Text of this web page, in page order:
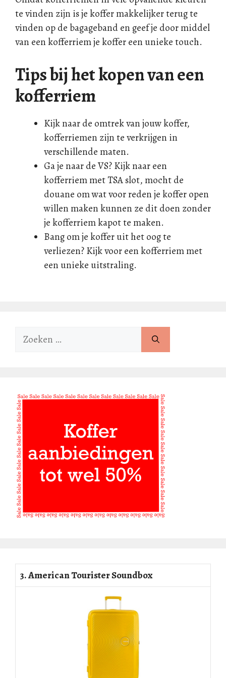
te vinden zijn is je koffer makkelijker terug te
vinden op de bagageband en geef je door middel
van een kofferriem je koffer een unieke touch.
Tips bij het kopen van een
kofferriem
Kijk naar de omtrek van jouw koffer,
kofferriemen zijn te verkrijgen in
verschillende maten.
Ga je naar de VS? Kijk naar een
kofferriem met TSA slot, mocht de
douane om wat voor reden je koffer open
willen maken kunnen ze dit doen zonder
je kofferriem kapot te maken.
Bang om je koffer uit het oog te
verliezen? Kijk voor een kofferriem met
een unieke uitstraling.
Zoek
3. American Tourister Soundbox